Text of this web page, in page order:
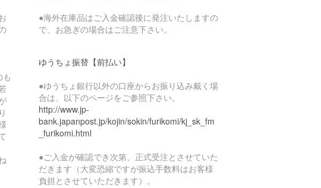
●海外在庫品はご入金確認後に発注いたしますの
で、お急ぎの場合はご注意下さい。
ゆうちょ振替【前払い】
●ゆうちょ銀行以外の口座からお振り込み戴く場
合は、以下のページをご参照下さい。
http://www.jp-
bank.japanpost.jp/kojin/sokin/furikomi/kj_sk_fm
_furikomi.html
●ご入金が確認でき次第、正式受注とさせていた
だきます（大変恐縮ですが振込手数料はお客様
負担とさせていただきます）。